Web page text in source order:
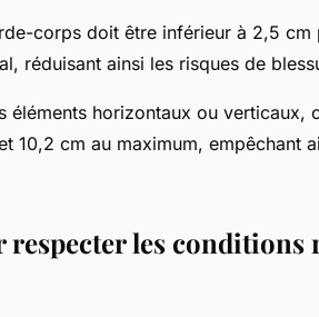
corps doit être inférieur à 2,5 cm
réduisant ainsi les risques de
éléments horizontaux ou verticaux,
10,2 cm au maximum, empêchant
respecter les conditions